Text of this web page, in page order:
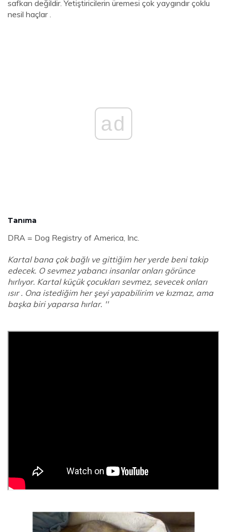
safkan değildir. Yetiştiricilerin üremesi çok yaygındır çoklu
nesil haçlar .
ad
Tanıma
DRA = Dog Registry of America, Inc.
Kartal bana çok bağlı ve gittiğim her yerde beni takip
edecek. O sevmez yabancı insanlar onları görünce
hırlıyor. Kartal küçük çocukları sevmez, sevecek onları
ısır . Ona istediğim her şeyi yapabilirim ve kızmaz, ama
başka biri yaparsa hırlar. ''